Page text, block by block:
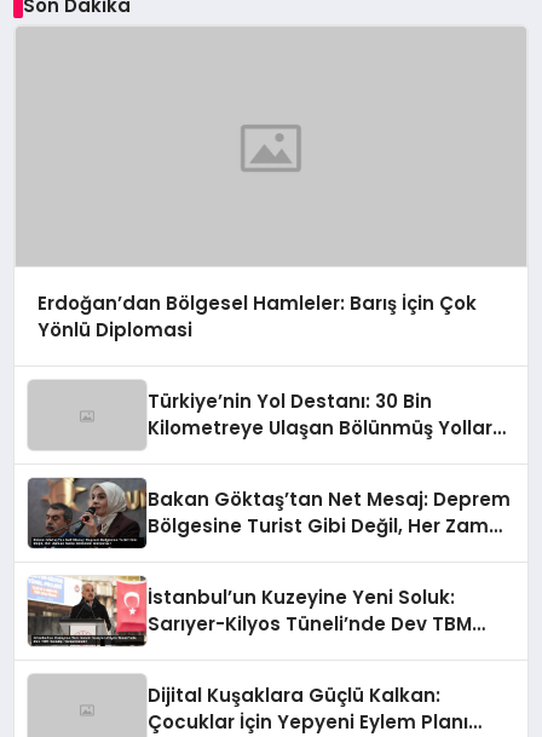
Son Dakika
Erdoğan’dan Bölgesel Hamleler: Barış İçin Çok
Yönlü Diplomasi
Türkiye’nin Yol Destanı: 30 Bin
Kilometreye Ulaşan Bölünmüş Yollar
Bakan Göktaş’tan Net Mesaj: Deprem
Bölgesine Turist Gibi Değil, Her Zaman
İstanbul’un Kuzeyine Yeni Soluk:
Sarıyer-Kilyos Tüneli’nde Dev TBM
Dijital Kuşaklara Güçlü Kalkan:
Çocuklar İçin Yepyeni Eylem Planı